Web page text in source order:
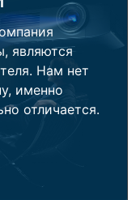
являются
Нам нет
именно
отличается.